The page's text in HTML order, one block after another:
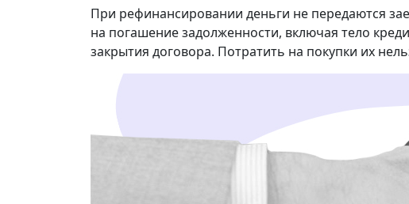
При рефинансировании деньги не передаются
на погашение задолженности, включая тело
закрытия договора. Потратить на покупки их